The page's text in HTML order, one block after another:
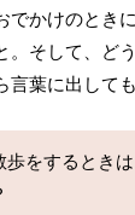
でかけのとき
。そして、ど
言葉に出して
をするとき